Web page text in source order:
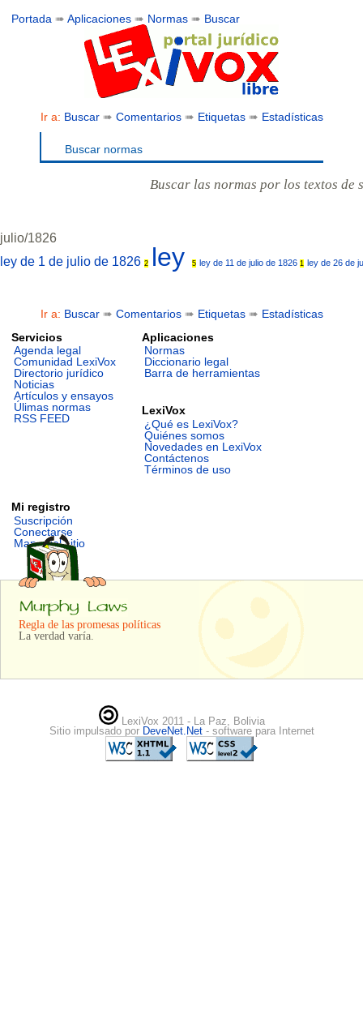
Portada ➠Aplicaciones ➠ Normas ➠ Buscar
Ir a: Buscar➠ Comentarios➠ Etiquetas➠ Estadísticas
Buscar normas
Buscar las normas por los textos de
julio/1826
ley de 1 de julio de 1826 2 ley 5 ley de 11 de julio de 1826 1 ley de 26 de
Ir a: Buscar➠ Comentarios➠ Etiquetas➠ Estadísticas
Servicios
Agenda legal
Comunidad LexiVox
Directorio jurídico
Noticias
Artículos y ensayos
Úlimas normas
RSS FEED
Aplicaciones
Normas
Diccionario legal
Barra de herramientas
LexiVox
¿Qué es LexiVox?
Quiénes somos
Novedades en LexiVox
Contáctenos
Términos de uso
Mi registro
Suscripción
Conectarse
Mapa del sitio
Regla de las promesas políticas
La verdad varía.
LexiVox 2011 - La Paz, Bolivia
Sitio impulsado por DeveNet.Net - software para Internet